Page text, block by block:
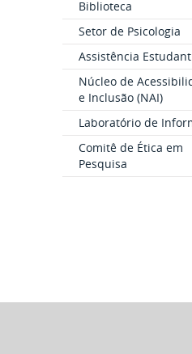
Biblioteca
Setor de Psicologia
Assistência
Núcleo de
e Inclusão (NAI)
Laboratório de
Comitê de Ética em
Pesquisa